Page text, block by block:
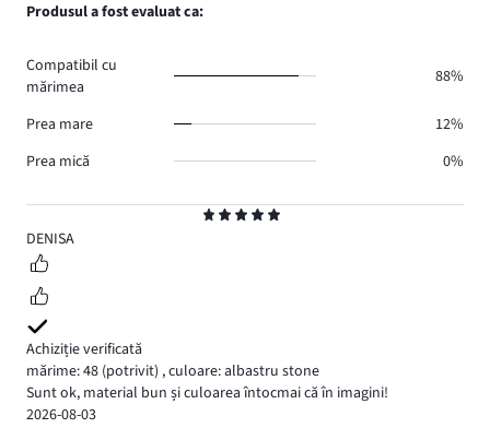
5
DENISA
Achiziție verificată
mărime: 48 (potrivit) ,culoare: albastru stone
Sunt ok, material bun și culoarea întocmai că în imagini!
2026-08-03
Produsul a fost evaluat ca:
Compatibil cu
mărimea
88%
Prea mare
12%
Prea mică
0%